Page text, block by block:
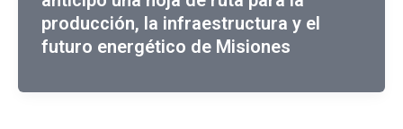
producción, la infraestructura y el
futuro energético de Misiones